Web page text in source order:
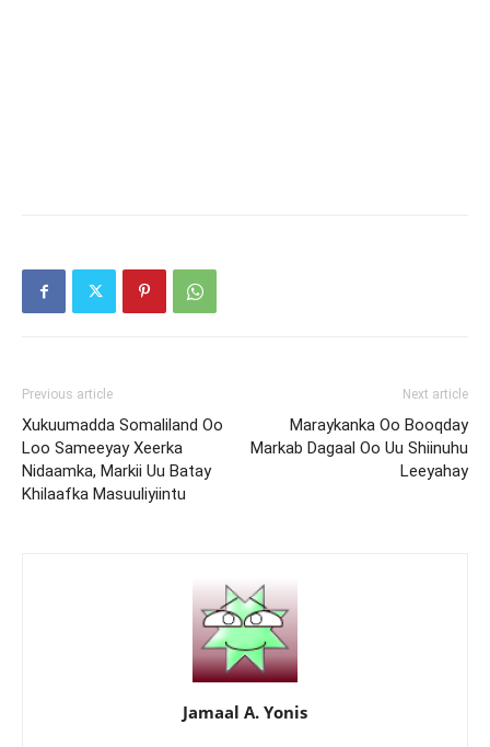
Previous article
Xukuumadda Somaliland Oo
Loo Sameeyay Xeerka
Nidaamka, Markii Uu Batay
Khilaafka Masuuliyiintu
Next article
Maraykanka Oo Booqday
Markab Dagaal Oo Uu Shiinuhu
Leeyahay
Jamaal A. Yonis